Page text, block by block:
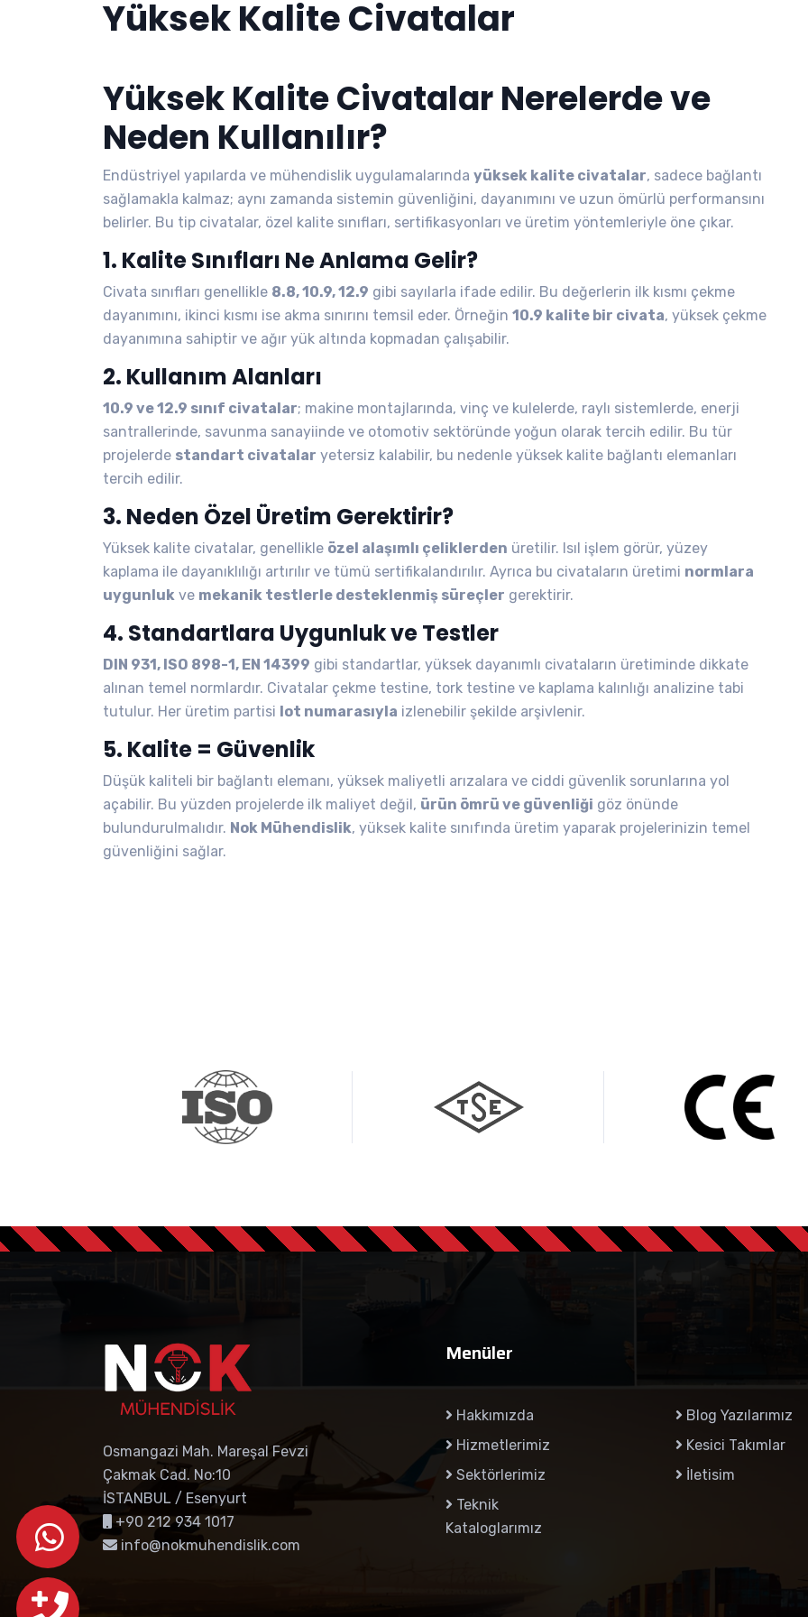
Yüksek Kalite Civatalar
Yüksek Kalite Civatalar Nerelerde ve
Neden Kullanılır?
Endüstriyel yapılarda ve mühendislik uygulamalarında yüksek kalite civatalar, sadece bağlantı
sağlamakla kalmaz; aynı zamanda sistemin güvenliğini, dayanımını ve uzun ömürlü performansını
belirler. Bu tip civatalar, özel kalite sınıfları, sertifikasyonları ve üretim yöntemleriyle öne çıkar.
1. Kalite Sınıfları Ne Anlama Gelir?
Civata sınıfları genellikle 8.8, 10.9, 12.9 gibi sayılarla ifade edilir. Bu değerlerin ilk kısmı çekme
dayanımını, ikinci kısmı ise akma sınırını temsil eder. Örneğin 10.9 kalite bir civata, yüksek çekme
dayanımına sahiptir ve ağır yük altında kopmadan çalışabilir.
2. Kullanım Alanları
10.9 ve 12.9 sınıf civatalar; makine montajlarında, vinç ve kulelerde, raylı sistemlerde, enerji
santrallerinde, savunma sanayiinde ve otomotiv sektöründe yoğun olarak tercih edilir. Bu tür
projelerde standart civatalar yetersiz kalabilir, bu nedenle yüksek kalite bağlantı elemanları
tercih edilir.
3. Neden Özel Üretim Gerektirir?
Yüksek kalite civatalar, genellikle özel alaşımlı çeliklerden üretilir. Isıl işlem görür, yüzey
kaplama ile dayanıklılığı artırılır ve tümü sertifikalandırılır. Ayrıca bu civataların üretimi normlara
uygunluk ve mekanik testlerle desteklenmiş süreçler gerektirir.
4. Standartlara Uygunluk ve Testler
DIN 931, ISO 898-1, EN 14399 gibi standartlar, yüksek dayanımlı civataların üretiminde dikkate
alınan temel normlardır. Civatalar çekme testine, tork testine ve kaplama kalınlığı analizine tabi
tutulur. Her üretim partisi lot numarasıyla izlenebilir şekilde arşivlenir.
5. Kalite = Güvenlik
Düşük kaliteli bir bağlantı elemanı, yüksek maliyetli arızalara ve ciddi güvenlik sorunlarına yol
açabilir. Bu yüzden projelerde ilk maliyet değil, ürün ömrü ve güvenliği göz önünde
bulundurulmalıdır. Nok Mühendislik, yüksek kalite sınıfında üretim yaparak projelerinizin temel
güvenliğini sağlar.
Osmangazi Mah. Mareşal Fevzi
Çakmak Cad. No:10
İSTANBUL / Esenyurt
+90 212 934 1017
info@nokmuhendislik.com
Menüler
Hakkımızda
Hizmetlerimiz
Sektörlerimiz
Teknik
Kataloglarımız
Blog Yazılarımız
Kesici Takımlar
İletisim